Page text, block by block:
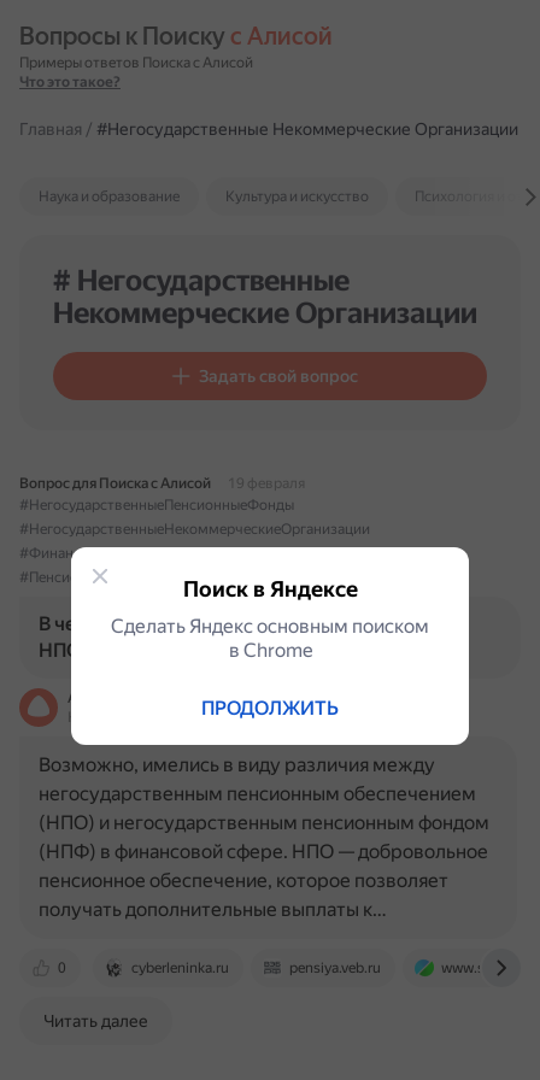
Вопросы к Поиску с Алисой
Примеры ответов Поиска с Алисой
Что это такое?
Главная / #Негосударственные Некоммерческие Организации
Наука и образование Культура и искусство Психология и
# Негосударственные
Некоммерческие Организации
Задать свой вопрос
Вопрос для Поиска с Алисой
19 февраля
#НегосударственныеПенсионныеФонды
#НегосударственныеНекоммерческиеОрганизации
#ФинансоваяСфера
#ПенсионныеНакопления
В чем заключаются основные отличия между
НПО и НПФ в финансовой сфере?
Алиса
На основе источников, возможны неточности
0 cyberleninka.ru pensiya.veb.ru www.sravni.ru
Возможно, имелись в виду различия между
негосударственным пенсионным обеспечением
(НПО) и негосударственным пенсионным фондом
(НПФ) в финансовой сфере. НПО — добровольное
пенсионное обеспечение, которое позволяет
получать дополнительные выплаты к…
Читать далее
Поиск в Яндексе
Сделать Яндекс основным поиском
в Сhrome
ПРОДОЛЖИТЬ